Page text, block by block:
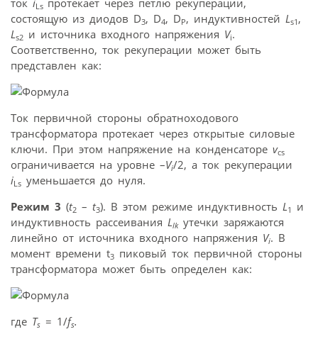
Ls
состоящую из диодов D3, D4, DP, индуктивностей L s1 ,
L s2 и источника входного напряжения Vi.
Соответственно, ток рекуперации может быть
представлен как:
Ток первичной стороны обратноходового
трансформатора протекает через открытые силовые
ключи. При этом напряжение на конденсаторе vcs
ограничивается на уровне –Vi/2, а ток рекуперации
iLs уменьшается до нуля.
Режим 3 (t2 – t3). В этом режиме индуктивность L 1
и
индуктивность рассеивания L lkутечки заряжаются
линейно от источника входного напряжения Vi. В
момент времени t3 пиковый ток первичной стороны
трансформатора может быть определен как:
где Ts = 1/fs.